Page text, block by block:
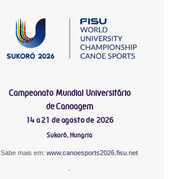
Campeonato Mundial Universitário
de Canoagem
14 a 21 de agosto de 2026
Sukoró, Hungria
Sabe mais em:www.canoesports2026.fisu.net
-